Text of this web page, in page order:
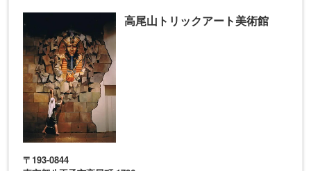
高尾山トリックアート美術館
〒193-0844